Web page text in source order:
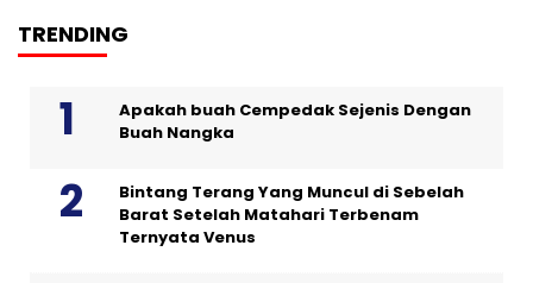
TRENDING
Apakah buah Cempedak Sejenis Dengan
Buah Nangka
Bintang Terang Yang Muncul di Sebelah
Barat Setelah Matahari Terbenam
Ternyata Venus